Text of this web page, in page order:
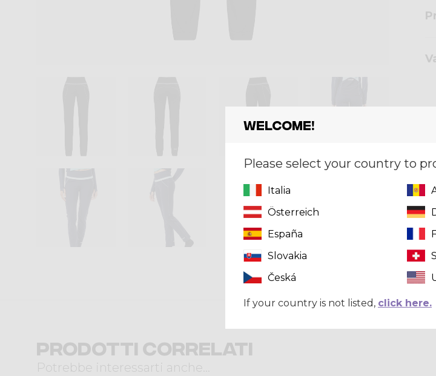
Prodotti correlati
Potrebbe interessarti anche...
Welcome!
Please select your country to
Italia
Österreich
España
Slovakia
Česká
If your country is not listed, click here.